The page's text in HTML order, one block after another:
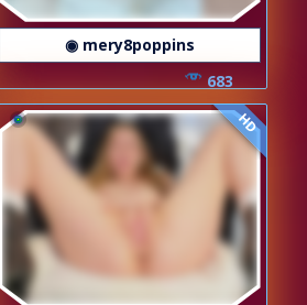
◉ mery8poppins
683
HD